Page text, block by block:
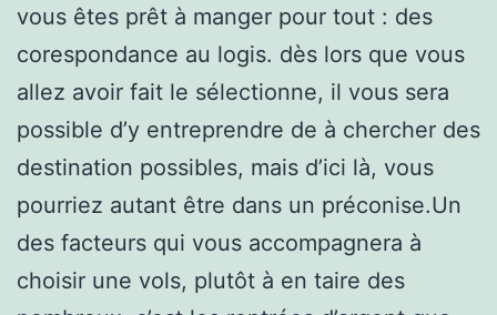
vous êtes prêt à manger pour tout : des
corespondance au logis. dès lors que vous
allez avoir fait le sélectionne, il vous sera
possible d’y entreprendre de à chercher des
destination possibles, mais d’ici là, vous
pourriez autant être dans un préconise.Un
des facteurs qui vous accompagnera à
choisir une vols, plutôt à en taire des